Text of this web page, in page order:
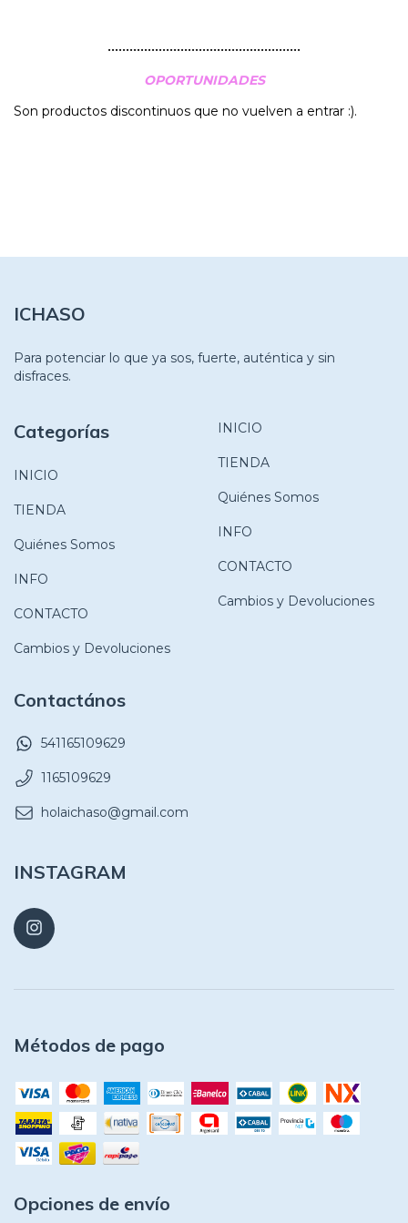
•••••••••••••••••••••••••••••••••••••••••••••••••••••
OPORTUNIDADES
Son productos discontinuos que no vuelven a entrar :).
ICHASO
Para potenciar lo que ya sos, fuerte, auténtica y sin
disfraces.
Categorías
INICIO
TIENDA
Quiénes Somos
INFO
CONTACTO
Cambios y Devoluciones
INICIO
TIENDA
Quiénes Somos
INFO
CONTACTO
Cambios y Devoluciones
Contactános
541165109629
1165109629
holaichaso@gmail.com
INSTAGRAM
Métodos de pago
Opciones de envío